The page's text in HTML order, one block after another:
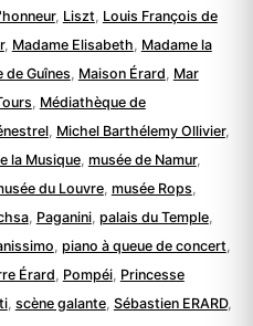
, Liszt Louis François de
, Madame Elisabeth Madame la
de Guînes Maison Érard Mar
Médiathèque de
, Michel Barthélemy Ollivier,
la Musique, musée de Namur,
du Louvre, musée Rops
, Paganini, palais du Temple,
piano à queue de concert
Érard Pompéi, Princesse
, scène galante, Sébastien ERARD,